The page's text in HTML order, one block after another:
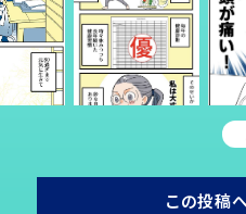
この投稿